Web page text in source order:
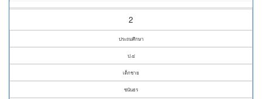
2
ประถมศึกษา
ป.๔
เด็กชาย
ชนันธร